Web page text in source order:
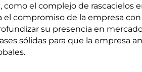
el complejo de rascacielos
compromiso de la empresa con
su presencia en
sólidas para que la empresa